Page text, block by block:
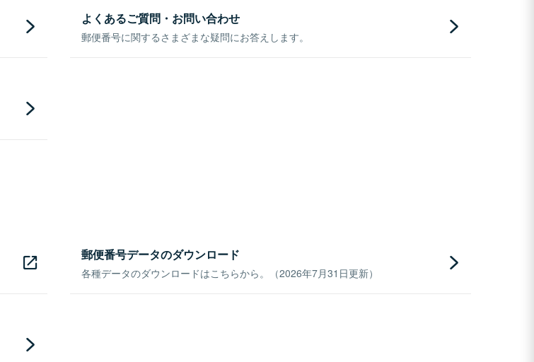
よくあるご質問・お問い合わせ
郵便番号に関するさまざまな疑問にお答えします。
郵便番号データのダウンロード
各種データのダウンロードはこちらから。（2026年7月31日更新）